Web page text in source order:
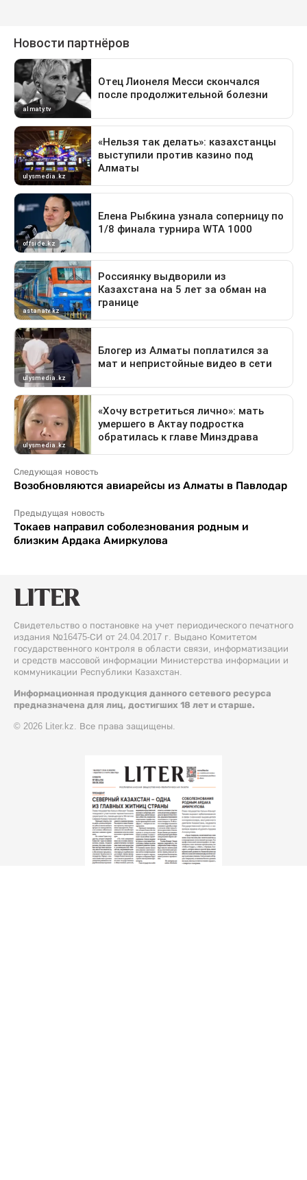
Следующая новость
Возобновляются авиарейсы из Алматы в Павлодар
Предыдущая новость
Токаев направил соболезнования родным и
близким Ардака Амиркулова
Свидетельство о постановке на учет периодического печатного
издания №16475-СИ от 24.04.2017 г. Выдано Комитетом
государственного контроля в области связи, информатизации
и средств массовой информации Министерства информации и
коммуникации Республики Казахстан.
Информационная продукция данного сетевого ресурса
предназначена для лиц, достигших 18 лет и старше.
© 2026 Liter.kz. Все права защищены.